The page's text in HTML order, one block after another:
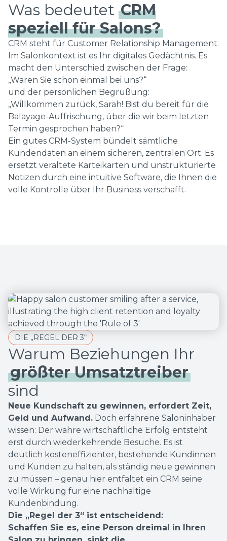
Was bedeutet CRM
speziell für Salons?
CRM steht für Customer Relationship Management.
Im Salonkontext ist es Ihr digitales Gedächtnis. Es
macht den Unterschied zwischen der Frage:
„Waren Sie schon einmal bei uns?“
und der persönlichen Begrüßung:
„Willkommen zurück, Sarah! Bist du bereit für die
Balayage-Auffrischung, über die wir beim letzten
Termin gesprochen haben?“
Ein gutes CRM-System bündelt sämtliche
Kundendaten an einem sicheren, zentralen Ort. Es
ersetzt veraltete Karteikarten und unstrukturierte
Notizen durch eine intuitive Software, die Ihnen die
volle Kontrolle über Ihr Business verschafft.
DIE „REGEL DER 3“
Warum Beziehungen Ihr
größter Umsatztreiber
sind
Neue Kundschaft zu gewinnen, erfordert Zeit,
Geld und Aufwand. Doch erfahrene Saloninhaber
wissen: Der wahre wirtschaftliche Erfolg entsteht
erst durch wiederkehrende Besuche. Es ist
deutlich kosteneffizienter, bestehende Kundinnen
und Kunden zu halten, als ständig neue gewinnen
zu müssen – genau hier entfaltet ein CRM seine
volle Wirkung für eine nachhaltige
Kundenbindung.
Die „Regel der 3“ ist entscheidend:
Schaffen Sie es, eine Person dreimal in Ihren